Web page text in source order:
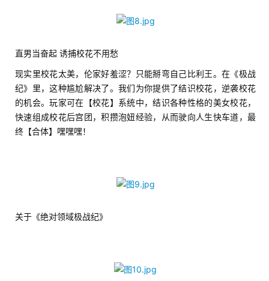
戏
2
0
2
5
第
茶
奖
直男当奋起 诱捕校花不用愁
现实里校花太美，伦家好羞涩？只能掰弯自己比利王。在《极战
纪》里，这种尴尬解决了。我们为你提供了结识校花，逆袭校花
的机会。玩家可在【校花】系统中，结识各种性格的美女校花，
快速组成校花后宫团，积攒泡妞经验，从而驶向人生快车道，最
终【合体】嘿嘿嘿！
关于《绝对领域极战纪》